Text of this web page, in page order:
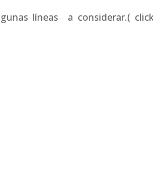
líneas a considerar.(